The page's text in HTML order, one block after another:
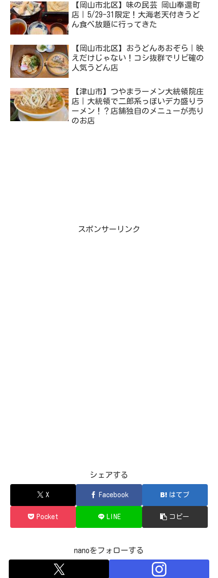
【岡山市北区】味の民芸 岡山奉還町
店｜5/29-31限定！大海老天付きうど
ん食べ放題に行ってきた
【岡山市北区】おうどんあおぞら｜映
えだけじゃない！コシ抜群でリピ確の
人気うどん店
【津山市】つやまラーメン大統領院庄
店｜大統領で二郎系っぽいデカ盛りラ
ーメン！？店舗独自のメニューが売り
のお店
スポンサーリンク
シェアする
X Facebook はてブ
Pocket LINE コピー
nanoをフォローする